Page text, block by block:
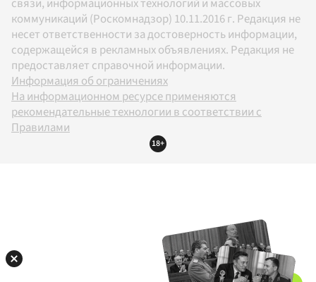
связи, информационных технологий и массовых
коммуникаций (Роскомнадзор) 10.11.2016 г. Редакция не
несет ответственности за достоверность информации,
содержащейся в рекламных объявлениях. Редакция не
предоставляет справочной информации.
Информация об ограничениях
На информационном ресурсе применяются
рекомендательные технологии в соответствии с
Правилами
18+